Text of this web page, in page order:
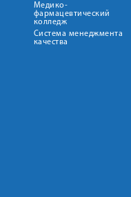
Медико-
фармацевтический
колледж
Система менеджмента
качества